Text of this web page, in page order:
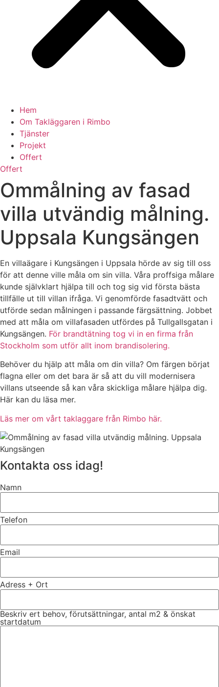
Hem
Om Takläggaren i Rimbo
Tjänster
Projekt
Offert
Offert
Ommålning av fasad
villa utvändig målning.
Uppsala Kungsängen
En villaägare i Kungsängen i Uppsala hörde av sig till oss
för att denne ville måla om sin villa. Våra proffsiga målare
kunde självklart hjälpa till och tog sig vid första bästa
tillfälle ut till villan ifråga. Vi genomförde fasadtvätt och
utförde sedan målningen i passande färgsättning. Jobbet
med att måla om villafasaden utfördes på Tullgallsgatan i
Kungsängen. För brandtätning tog vi in en firma från
Stockholm som utför allt inom brandisolering.
Behöver du hjälp att måla om din villa? Om färgen börjat
flagna eller om det bara är så att du vill modernisera
villans utseende så kan våra skickliga målare hjälpa dig.
Här kan du läsa mer.
Läs mer om vårt taklaggare från Rimbo här.
Kontakta oss idag!
Namn
Telefon
Email
Adress + Ort
Beskriv ert behov, förutsättningar, antal m2 & önskat
startdatum